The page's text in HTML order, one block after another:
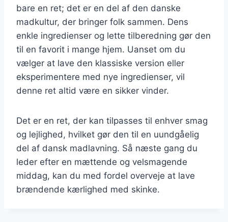
bare en ret; det er en del af den danske
madkultur, der bringer folk sammen. Dens
enkle ingredienser og lette tilberedning gør den
til en favorit i mange hjem. Uanset om du
vælger at lave den klassiske version eller
eksperimentere med nye ingredienser, vil
denne ret altid være en sikker vinder.
Det er en ret, der kan tilpasses til enhver smag
og lejlighed, hvilket gør den til en uundgåelig
del af dansk madlavning. Så næste gang du
leder efter en mættende og velsmagende
middag, kan du med fordel overveje at lave
brændende kærlighed med skinke.